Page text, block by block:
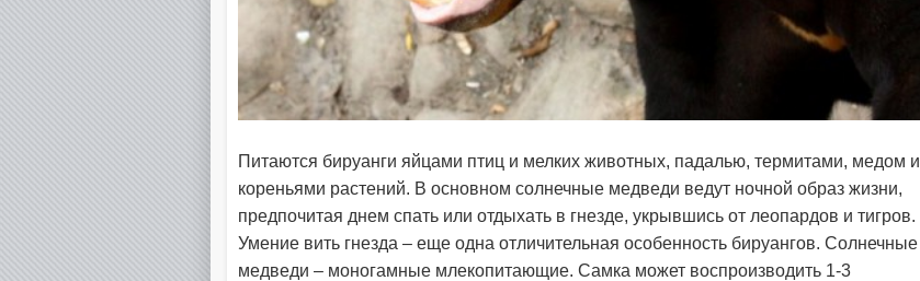
Питаются бируанги яйцами птиц и мелких животных, падалью, термитами, медом и
кореньями растений. В основном солнечные медведи ведут ночной образ жизни,
предпочитая днем спать или отдыхать в гнезде, укрывшись от леопардов и тигров.
Умение вить гнезда – еще одна отличительная особенность бируангов. Солнечные
медведи – моногамные млекопитающие. Самка может воспроизводить 1-3